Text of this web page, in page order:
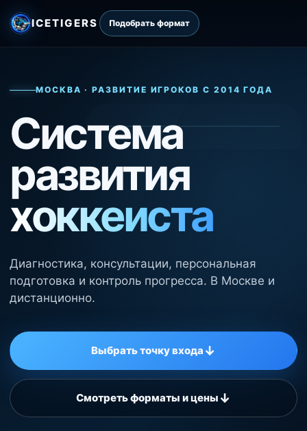
ICETIGERS Подобрать формат
МОСКВА · РАЗВИТИЕ ИГРОКОВ С 2014 ГОДА
Система
развития
хоккеиста
Диагностика, консультации, персональная
подготовка и контроль прогресса. В Москве и
дистанционно.
Выбрать точку входа ↓
Смотреть форматы и цены↓